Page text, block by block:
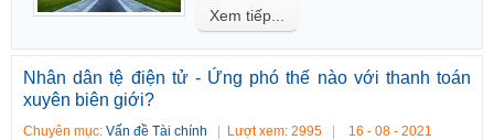
Xem tiếp...
Nhân dân tệ điện tử - Ứng phó thế nào với thanh toán
xuyên biên giới?
Chuyên mục: Vấn đề Tài chính Lượt xem: 2995 16 - 08 - 2021